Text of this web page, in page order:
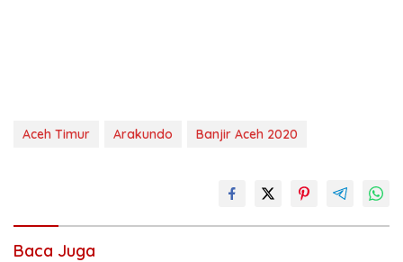
Aceh Timur Arakundo Banjir Aceh 2020
Baca Juga